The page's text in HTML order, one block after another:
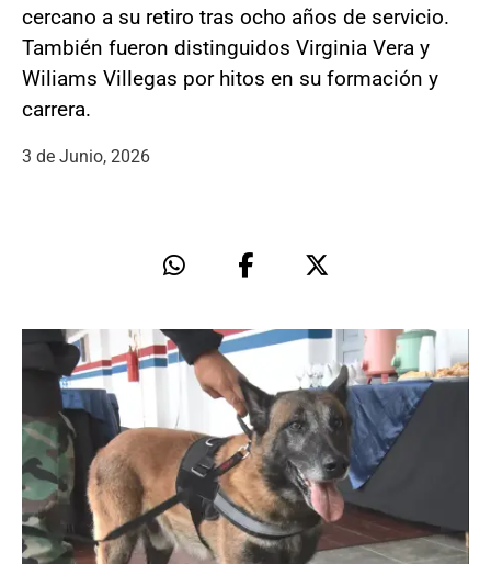
cercano a su retiro tras ocho años de servicio.
También fueron distinguidos Virginia Vera y
Wiliams Villegas por hitos en su formación y
carrera.
3 de Junio, 2026